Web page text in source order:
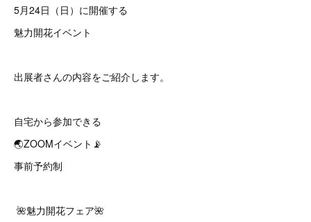
5月24日（日）に開催する
魅力開花イベント
出展者さんの内容をご紹介します。
自宅から参加できる
🌏ZOOMイベント📡
事前予約制
🌺魅力開花フェア🌺